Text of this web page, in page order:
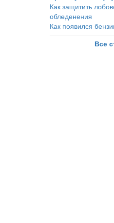
Как защитить
обледенения
Как появился
Все